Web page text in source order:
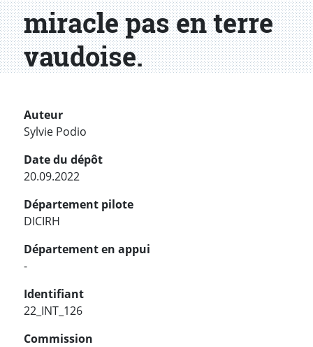
miracle pas en terre
vaudoise.
Auteur
Sylvie Podio
Date du dépôt
20.09.2022
Département pilote
DICIRH
Département en appui
-
Identifiant
22_INT_126
Commission